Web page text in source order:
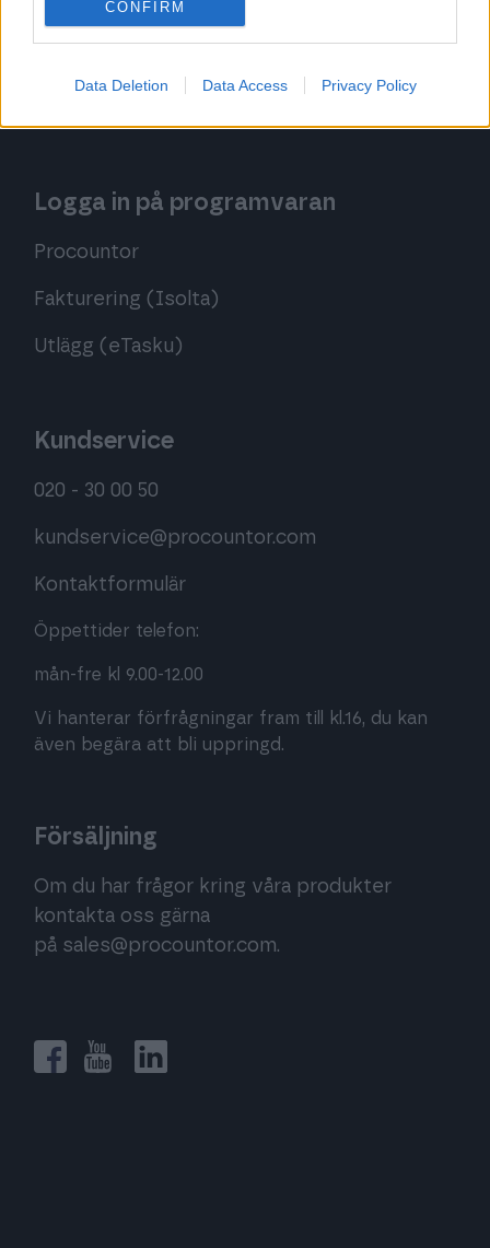
CONFIRM
Data Deletion Data Access Privacy Policy
Prova Faktureringsprogram
Logga in på programvaran
Procountor
Fakturering (Isolta)
Utlägg (eTasku)
Kundservice
020 - 30 00 50
kundservice@procountor.com
Kontaktformulär
Öppettider telefon:
mån-fre kl 9.00-12.00
Vi hanterar förfrågningar fram till kl.16, du kan
även begära att bli uppringd.
Försäljning
Om du har frågor kring våra produkter
kontakta oss gärna
på sales@procountor.com.